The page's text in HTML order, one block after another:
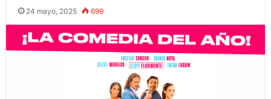
24 mayo, 2025 699